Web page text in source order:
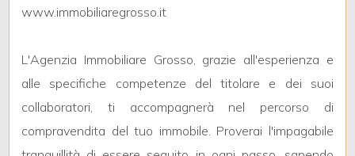
www.immobiliaregrosso.it
L'Agenzia Immobiliare Grosso, grazie all'esperienza e
alle specifiche competenze del titolare e dei suoi
collaboratori, ti accompagnerà nel percorso di
compravendita del tuo immobile. Proverai l'impagabile
3
4